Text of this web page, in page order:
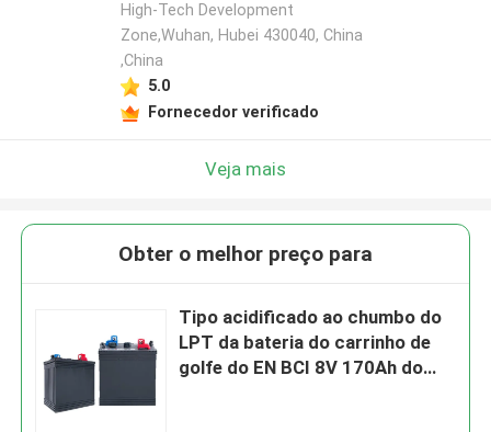
High-Tech Development
Zone,Wuhan, Hubei 430040, China
,China
5.0
Fornecedor verificado
Veja mais
Obter o melhor preço para
Tipo acidificado ao chumbo do
LPT da bateria do carrinho de
golfe do EN BCI 8V 170Ah do